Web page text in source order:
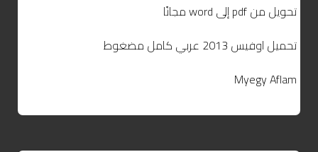
تحويل من pdf إلى word مجانًا
تحميل اوفيس 2013 عربي كامل مضغوط
Myegy Aflam